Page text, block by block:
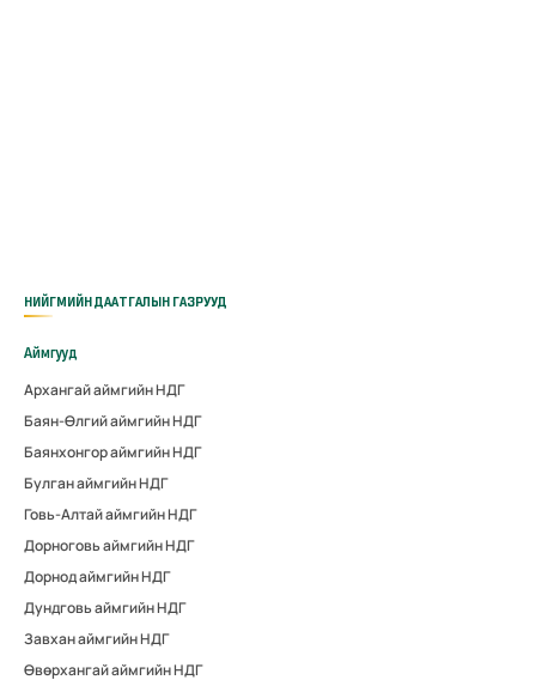
НИЙГМИЙН ДААТГАЛЫН ГАЗРУУД
Аймгууд
Архангай аймгийн НДГ
Баян-Өлгий аймгийн НДГ
Баянхонгор аймгийн НДГ
Булган аймгийн НДГ
Говь-Алтай аймгийн НДГ
Дорноговь аймгийн НДГ
Дорнод аймгийн НДГ
Дундговь аймгийн НДГ
Завхан аймгийн НДГ
Өвөрхангай аймгийн НДГ